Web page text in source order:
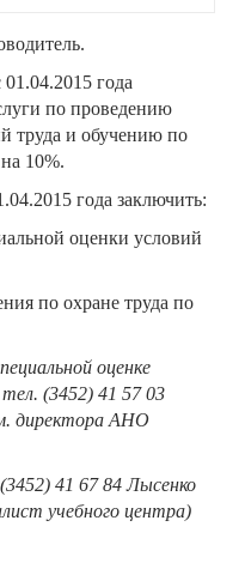
года
по проведению
труда и обучению по
10%.
года заключить:
оценки условий
по охране труда по
оценке
(3452) 41 57 03
директора АНО
41 67 84 Лысенко
учебного центра)